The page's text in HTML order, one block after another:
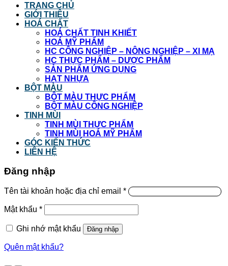
TRANG CHỦ
GIỚI THIỆU
HOÁ CHẤT
HOÁ CHẤT TINH KHIẾT
HOÁ MỸ PHẨM
HC CÔNG NGHIỆP – NÔNG NGHIỆP – XI MẠ
HC THỰC PHẨM – DƯỢC PHẨM
SẢN PHẨM ỨNG DỤNG
HẠT NHỰA
BỘT MÀU
BỘT MÀU THỰC PHẨM
BỘT MÀU CÔNG NGHIỆP
TINH MÙI
TINH MÙI THỰC PHẨM
TINH MÙI HOÁ MỸ PHẨM
GÓC KIẾN THỨC
LIÊN HỆ
Đăng nhập
Tên tài khoản hoặc địa chỉ email *
Mật khẩu *
Ghi nhớ mật khẩu Đăng nhập
Quên mật khẩu?